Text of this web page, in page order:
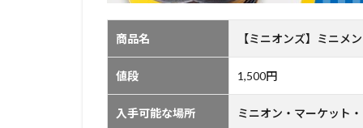
商品名 【ミニオンズ】ミニメ
値段 1,500円
入手可能な場所 ミニオン・マーケット